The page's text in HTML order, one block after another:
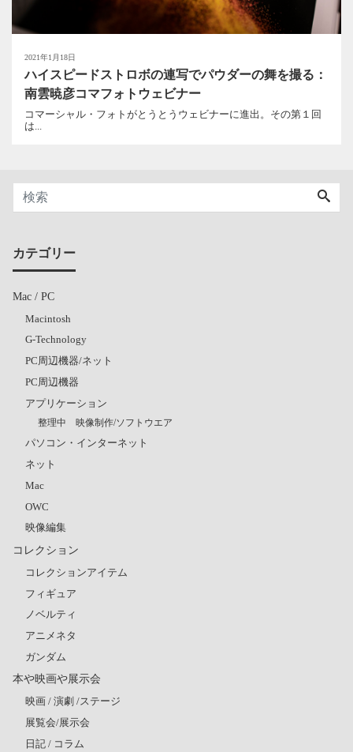
2021年1月18日
ハイスピードストロボの連写でパウダーの舞を撮る：
南雲暁彦コマフォトウェビナー
コマーシャル・フォトがとうとうウェビナーに進出。その第１回
は...
カテゴリー
Mac / PC
Macintosh
G-Technology
PC周辺機器/ネット
PC周辺機器
アプリケーション
整理中 映像制作/ソフトウエア
パソコン・インターネット
ネット
Mac
OWC
映像編集
コレクション
コレクションアイテム
フィギュア
ノベルティ
アニメネタ
ガンダム
本や映画や展示会
映画 / 演劇 /ステージ
展覧会/展示会
日記 / コラム